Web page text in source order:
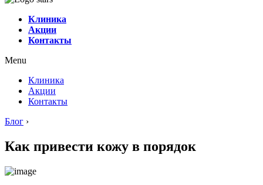
Клиника
Акции
Контакты
Menu
Клиника
Акции
Контакты
Блог ›
Как привести кожу в порядок